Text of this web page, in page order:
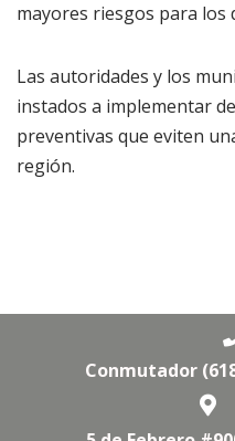
mayores riesgos para los
Las autoridades y los
instados a implementar
preventivas que eviten
región.
Conmutador